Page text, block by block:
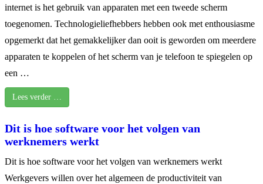
internet is het gebruik van apparaten met een tweede scherm
toegenomen. Technologieliefhebbers hebben ook met enthousiasme
opgemerkt dat het gemakkelijker dan ooit is geworden om meerdere
apparaten te koppelen of het scherm van je telefoon te spiegelen op
een …
Lees verder …
Dit is hoe software voor het volgen van
werknemers werkt
Dit is hoe software voor het volgen van werknemers werkt
Werkgevers willen over het algemeen de productiviteit van